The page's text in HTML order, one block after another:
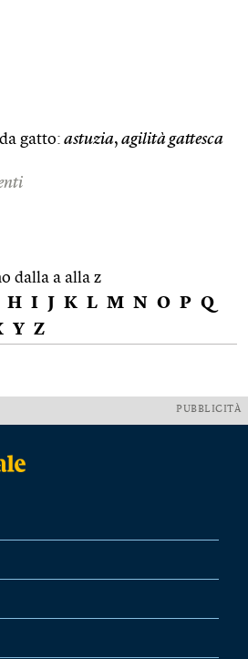
gatto: astuzia, agilità gattesca
dalla a alla z
H I J K L M N O P Q
Y Z
PUBBLICITÀ